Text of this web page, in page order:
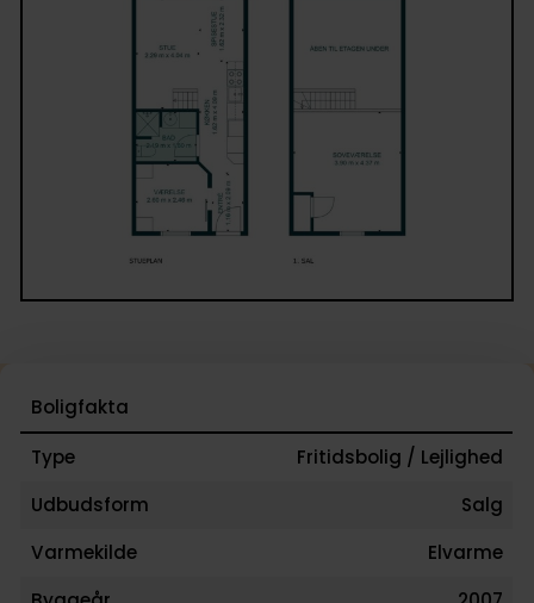
Boligfakta
Type
Fritidsbolig / Lejlighed
Udbudsform
Salg
Varmekilde
Elvarme